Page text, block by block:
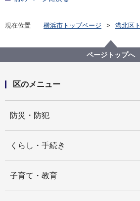
現在位置 横浜市トップページ
港北区
戸籍・住民票・印鑑登録・マイ
マイナンバーカー
ページトップへ
区のメニュー
防災・防犯
くらし・手続き
子育て・教育